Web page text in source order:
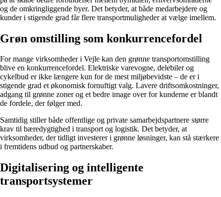
og de omkringliggende byer. Det betyder, at både medarbejdere og
kunder i stigende grad får flere transportmuligheder at vælge imellem.
Grøn omstilling som konkurrencefordel
For mange virksomheder i Vejle kan den grønne transportomstilling
blive en konkurrencefordel. Elektriske varevogne, delebiler og
cykelbud er ikke længere kun for de mest miljøbevidste – de er i
stigende grad et økonomisk fornuftigt valg. Lavere driftsomkostninger,
adgang til grønne zoner og et bedre image over for kunderne er blandt
de fordele, der følger med.
Samtidig stiller både offentlige og private samarbejdspartnere større
krav til bæredygtighed i transport og logistik. Det betyder, at
virksomheder, der tidligt investerer i grønne løsninger, kan stå stærkere
i fremtidens udbud og partnerskaber.
Digitalisering og intelligente
transportsystemer